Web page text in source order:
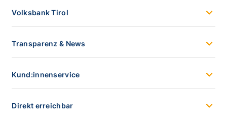
Volksbank Tirol
Transparenz & News
Kund:innenservice
Direkt erreichbar